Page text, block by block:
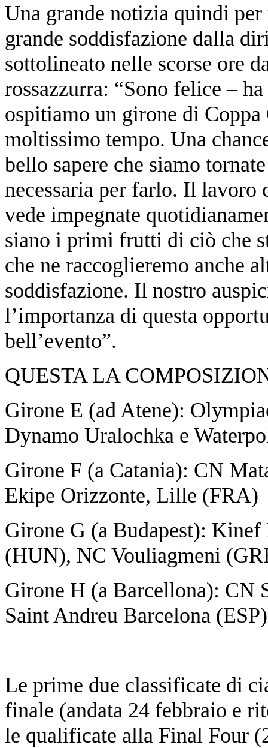
Una grande notizia quindi
grande soddisfazione dalla
sottolineato nelle scorse ore
rossazzurra: “Sono felice –
ospitiamo un girone di
moltissimo tempo. Una
bello sapere che siamo
necessaria per farlo. Il lavoro
vede impegnate
siano i primi frutti di ciò che
che ne raccoglieremo anche
soddisfazione. Il nostro
l’importanza di questa
bell’evento”.
QUESTA LA
Girone E (ad Atene):
Dynamo Uralochka e
Girone F (a Catania): CN
Ekipe Orizzonte, Lille (FRA)
Girone G (a Budapest):
(HUN), NC Vouliagmeni
Girone H (a Barcellona): CN
Saint Andreu Barcelona
Le prime due classificate di
finale (andata 24 febbraio e
le qualificate alla Final Four